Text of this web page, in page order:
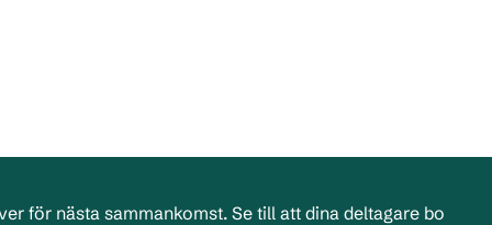
för nästa sammankomst. Se till att dina deltagare bo